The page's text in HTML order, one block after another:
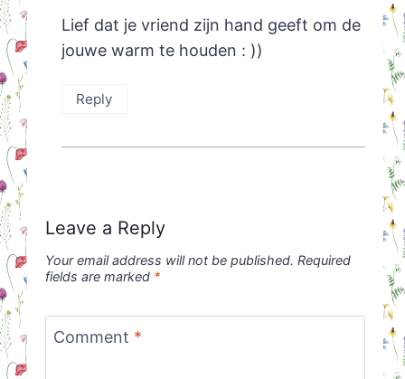
Lief dat je vriend zijn hand geeft om de
jouwe warm te houden : ))
Reply
Leave a Reply
Your email address will not be published. Required
fields are marked *
Comment *